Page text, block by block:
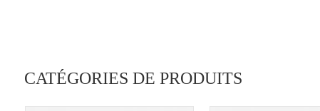
CATÉGORIES DE PRODUITS